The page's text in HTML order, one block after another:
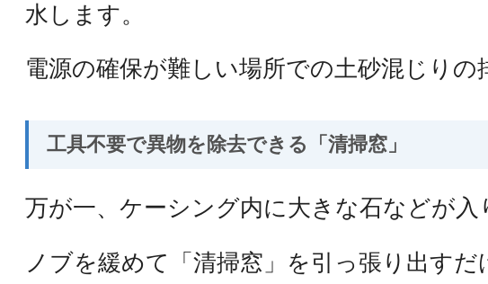
水します。
電源の確保が難しい場所での土砂混じりの
工具不要で異物を除去できる「清掃窓」
万が一、ケーシング内に大きな石などが入
ノブを緩めて「清掃窓」を引っ張り出す